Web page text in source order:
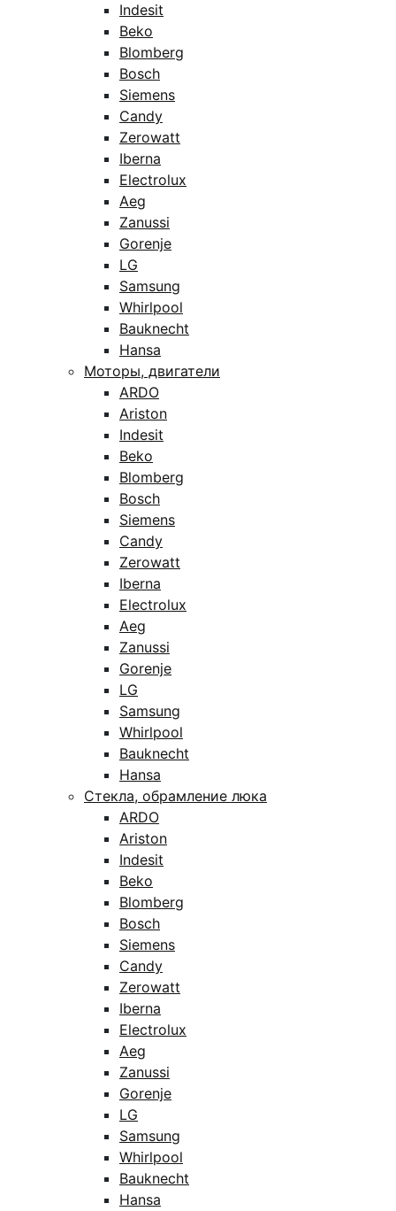
Indesit
Beko
Blomberg
Bosch
Siemens
Candy
Zerowatt
Iberna
Electrolux
Aeg
Zanussi
Gorenje
LG
Samsung
Whirlpool
Bauknecht
Hansa
Моторы, двигатели
ARDO
Ariston
Indesit
Beko
Blomberg
Bosch
Siemens
Candy
Zerowatt
Iberna
Electrolux
Aeg
Zanussi
Gorenje
LG
Samsung
Whirlpool
Bauknecht
Hansa
Стекла, обрамление люка
ARDO
Ariston
Indesit
Beko
Blomberg
Bosch
Siemens
Candy
Zerowatt
Iberna
Electrolux
Aeg
Zanussi
Gorenje
LG
Samsung
Whirlpool
Bauknecht
Hansa